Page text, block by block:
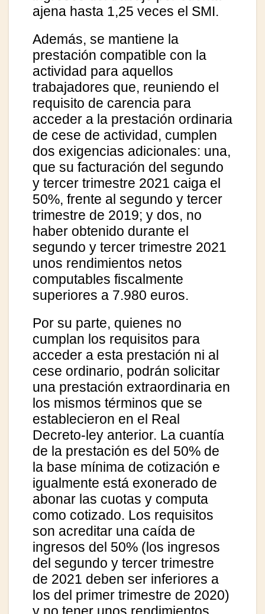
ajena hasta 1,25 veces el SMI.
Además, se mantiene la
prestación compatible con la
actividad para aquellos
trabajadores que, reuniendo el
requisito de carencia para
acceder a la prestación ordinaria
de cese de actividad, cumplen
dos exigencias adicionales: una,
que su facturación del segundo
y tercer trimestre 2021 caiga el
50%, frente al segundo y tercer
trimestre de 2019; y dos, no
haber obtenido durante el
segundo y tercer trimestre 2021
unos rendimientos netos
computables fiscalmente
superiores a 7.980 euros.
Por su parte, quienes no
cumplan los requisitos para
acceder a esta prestación ni al
cese ordinario, podrán solicitar
una prestación extraordinaria en
los mismos términos que se
establecieron en el Real
Decreto-ley anterior. La cuantía
de la prestación es del 50% de
la base mínima de cotización e
igualmente está exonerado de
abonar las cuotas y computa
como cotizado. Los requisitos
son acreditar una caída de
ingresos del 50% (los ingresos
del segundo y tercer trimestre
de 2021 deben ser inferiores a
los del primer trimestre de 2020)